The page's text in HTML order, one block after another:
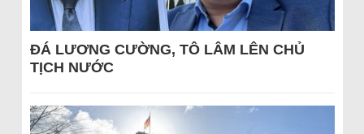
ĐÁ LƯƠNG CƯỜNG, TÔ LÂM LÊN CHỦ
TỊCH NƯỚC